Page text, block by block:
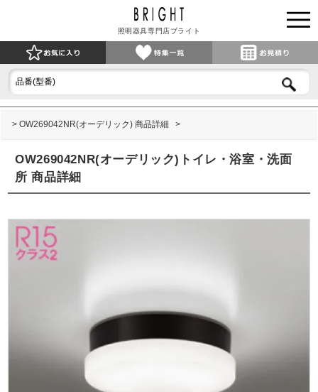
照明器具専門店ブライト
OW269042NR(オーデリック) 商品詳細
OW269042NR(オーデリック)トイレ・浴室・洗面
所 商品詳細